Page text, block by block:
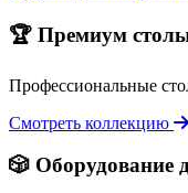
🏆 Премиум
Профессиональные
Смотреть коллекцию
🎲 Оборудование